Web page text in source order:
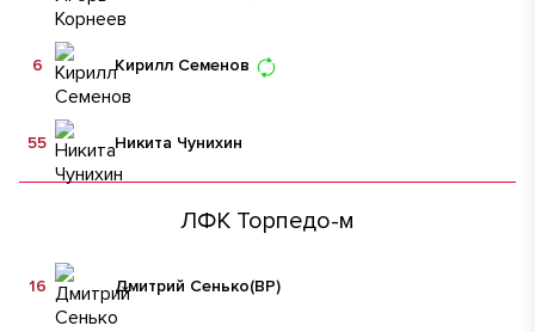
Кирилл Семенов
6
Никита Чунихин
55
ЛФК Торпедо-м
Дмитрий Сенько(ВР)
16